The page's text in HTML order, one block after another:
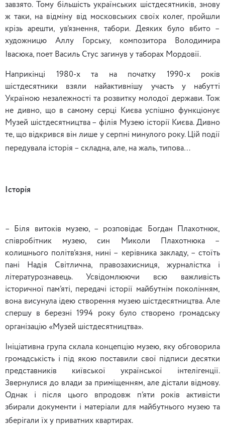
завзято. Тому більшість українських шістдесятників, знову
ж таки, на відміну від московських своїх колег, пройшли
крізь арешти, ув’язнення, табори. Деяких було вбито –
художницю Аллу Горську, композитора Володимира
Івасюка, поет Василь Стус загинув у таборах Мордовії.
Наприкінці 1980-х та на початку 1990-х років
шістдесятники взяли найактивнішу участь у набутті
Україною незалежності та розвитку молодої держави. Тож
не дивно, що в самому серці Києва успішно функціонує
Музей шістдесятництва – філія Музею історії Києва. Дивно
те, що відкрився він лише у серпні минулого року. Цій події
передувала історія – складна, але, на жаль, типова…
Історія
– Біля витоків музею, – розповідає Богдан Плахотнюк,
співробітник музею, син Миколи Плахотнюка –
колишнього політв’язня, нині – керівника закладу, – стоїть
пані Надія Світлична, правозахисниця, журналістка і
літературознавець. Усвідомлюючи всю важливість
історичної пам’яті, передачі історії майбутнім поколінням,
вона висунула ідею створення музею шістдесятництва. Але
спершу в березні 1994 року було створено громадську
організацію «Музей шістдесятництва».
Ініціативна група склала концепцію музею, яку обговорила
громадськість і під якою поставили свої підписи десятки
представників київської української інтелігенції.
Звернулися до влади за приміщенням, але дістали відмову.
Однак і після цього впродовж п’яти років активісти
збирали документи і матеріали для майбутнього музею та
зберігали їх у приватних квартирах.